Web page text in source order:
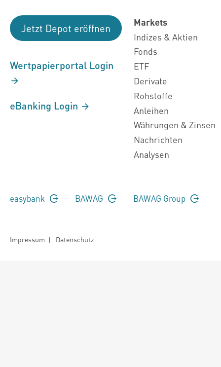
Jetzt Depot eröffnen
Wertpapierportal Login
eBanking Login
Markets
Indizes & Aktien
Fonds
ETF
Derivate
Rohstoffe
Anleihen
Währungen & Zinsen
Nachrichten
Analysen
easybank BAWAG BAWAG Group
Impressum | Datenschutz